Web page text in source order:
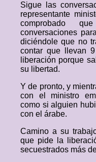
Sigue las
representante
comprobado
conversaciones
diciéndole que no
contar que llevan
liberación porque
su libertad.
Y de pronto, y
con el ministro
como si alguien
con el árabe.
Camino a su
que pide la
secuestrados más